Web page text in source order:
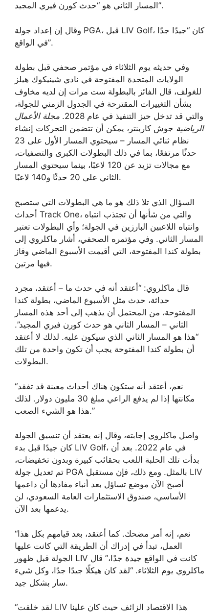
المسار الثاني هو “حدث كورن فيري المجيد”.
وقال إن إعداد جولة PGA، قبل LIV Golf، كان “جيدًا جدًا
في الواقع”.
وفي حديثه يوم الثلاثاء في مؤتمر صحفي قبل بطولة
الولايات المتحدة المفتوحة في نادي شينيكوك هيلز
للغولف، قال الفائز بالبطولة ست مرات إن لديه مخاوف
بشأن التغييرات المقترحة في الجدول الزمني للجولة،
والتي قد تدخل حيز التنفيذ في عام 2028.
مجلة الأعمال
الرياضية جوش كاربنتر، يمكن أن تتضمن التحركات إنشاء
نظام ثنائي المسار – سيحتوي المسار الأول على 23
حدثًا مرتفعًا، بما في ذلك البطولات الكبرى والتصفيات،
مع مجالات تزيد عن 120 لاعبًا، بينما سيحتوي المسار
الثاني على 20 حدثًا و140 لاعبًا.
السؤال الذي تلا ذلك هو ما هي البطولات التي ستصبح
أحداث Track One، والتي من شأنها أن تجتذب انتباه
وانتباه اللاعبين البارزين في الجولة؛ وأي البطولات تعتبر
المسار الثاني. وفي مؤتمره الصحفي، أشار ماكلروي إلى
بطولة كندا المفتوحة، التي أقيمت الأسبوع الماضي وفاز
فيها مرتين.
قال ماكلروي: “أعتقد أنه في حدث ما – أعتقد، مجرد
حداثة، حدث مثل الأسبوع الماضي، بطولة كندا
المفتوحة، من المحتمل أن يذهب إلى أحد هذه المسار
الثاني – المسار الثاني هو حدث كورن فيري المجيد”.
“هذا هو المسار الثاني الذي سيكون عليه. لذلك لا أعتقد
أن بطولة كندا المفتوحة يجب أن تكون واحدة من تلك
البطولات.
“نعم، أعتقد أنه ستكون هناك أحداث معينة قد تفقد
مكانتها إذا لم يدفع الراعي مبلغ 30 مليون دولار. لذلك
هذا هو الشيء الصعب.”
واصل ماكلروي إجابته، وقال إنه يعتقد أن تنسيق الجولة
كان جيدًا قبل بدء LIV Golf، في عام 2022. بعد أن
بدأت تلك الحلبة اللعب بحقائب كبيرة وبدون تخفيضات،
تم تعديل جولة PGA بالمثل. ومع ذلك، فإن مستقبل LIV
أصبح الآن موضع تساؤل بعد أنباء مفادها أن داعمها
الأساسي، صندوق الاستثمارات العامة السعودي، لن
يدعمها بعد الآن.
“نعم، إنه أمر مضحك. كما أعتقد، بعد قيامهم بكل هذا
العمل، تبدأ في إدراك أن الطريقة التي كانت عليها
الجولة قبل ظهور LIV كانت في الواقع جيدة جدًا،” قال
ماكلروي يوم الثلاثاء. “لقد كان هيكلًا جيدًا جدًا، وكل شيء
سار بشكل جيد.
“لقد خلقت LIV هذا الاقتصاد الزائف حيث كان علينا